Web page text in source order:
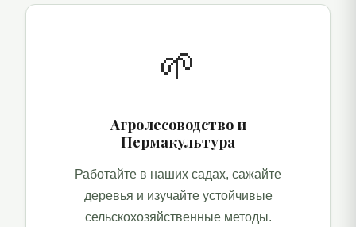
🌱
Агролесоводство и
Пермакультура
Работайте в наших садах, сажайте
деревья и изучайте устойчивые
сельскохозяйственные методы.